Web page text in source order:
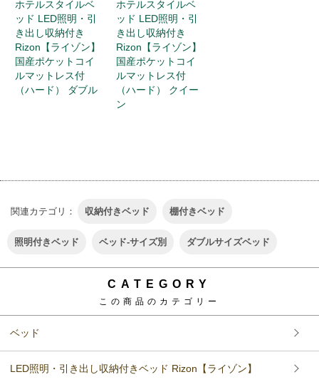
ホテルスタイルベ
ッド LED照明・引
き出し収納付き
Rizon【ライゾン】
国産ポケットコイ
ルマットレス付
（ハード） ダブル
ホテルスタイルベ
ッド LED照明・引
き出し収納付き
Rizon【ライゾン】
国産ポケットコイ
ルマットレス付
（ハード） クイー
ン
関連カテゴリ： 収納付きベッド 棚付きベッド
照明付きベッド ベッド-サイズ別 ダブルサイズベッド
CATEGORY
この商品のカテゴリー
ベッド
LED照明・引き出し収納付きベッド Rizon【ライゾン】